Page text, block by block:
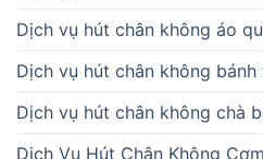
Dịch vụ hút chân không áo
Dịch vụ hút chân không
Dịch vụ hút chân không chà
Dịch Vụ Hút Chân Không